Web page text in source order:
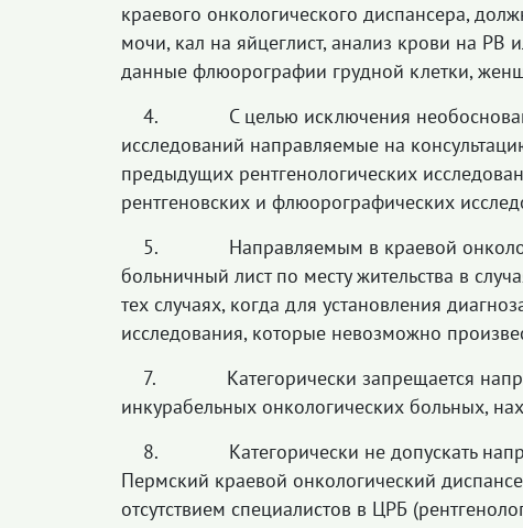
краевого онкологического диспансера,
мочи, кал на яйцеглист, анализ крови на
данные флюорографии грудной клетки,
4. С целью исключения
исследований направляемые на
предыдущих рентгенологических
рентгеновских и флюорографических
5. Направляемым в краевой
больничный лист по месту жительства в
тех случаях, когда для установления
исследования, которые невозможно
7. Категорически запрещается
инкурабельных онкологических больных,
8. Категорически не допускать
Пермский краевой онкологический
отсутствием специалистов в ЦРБ